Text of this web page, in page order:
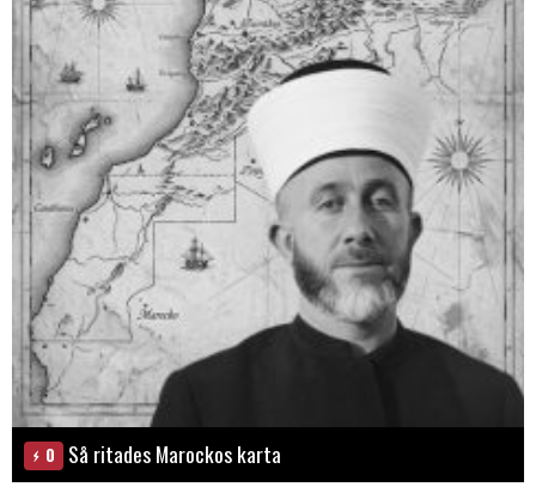
0 Så ritades Marockos karta